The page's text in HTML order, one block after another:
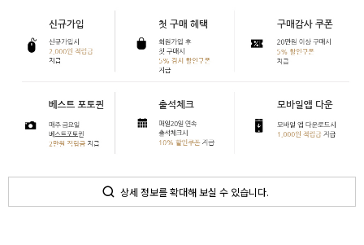
상세 정보를 확대해 보실 수 있습니다.